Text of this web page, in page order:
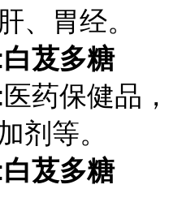
、胃经。
白芨多糖
药保健品，
剂等。
白芨多糖